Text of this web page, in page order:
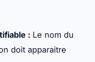
: Le nom du
doit apparaitre